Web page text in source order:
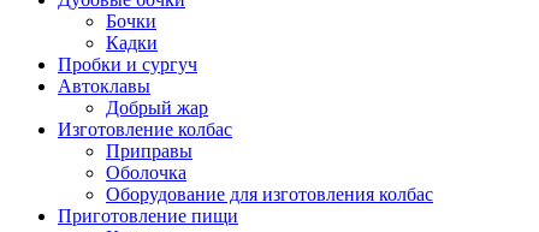
Бочки
Кадки
Пробки и сургуч
Автоклавы
Добрый жар
Изготовление колбас
Приправы
Оболочка
Оборудование для изготовления колбас
Приготовление пищи